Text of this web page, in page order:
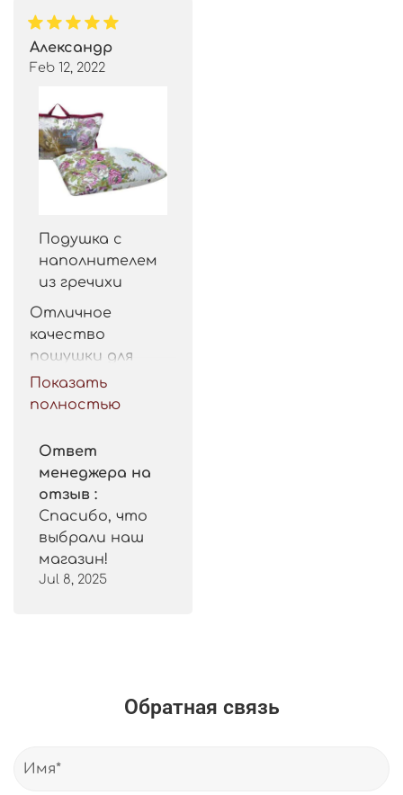
Александр
Feb 12, 2022
Подушка с
наполнителем
из гречихи
Отличное
качество
пошушки для
такой цены.
Рекомендую.
Показать
полностью
Ответ
менеджера на
отзыв :
Спасибо, что
выбрали наш
магазин!
Jul 8, 2025
Обратная связь